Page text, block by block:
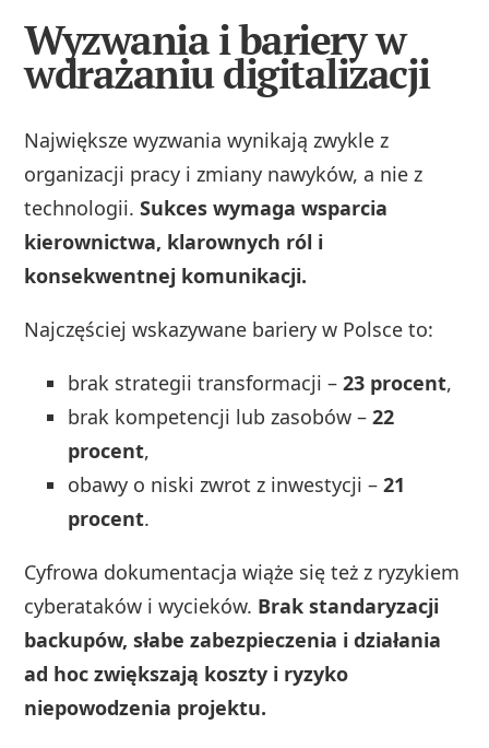
Wyzwania i bariery w
wdrażaniu digitalizacji
Największe wyzwania wynikają zwykle z
organizacji pracy i zmiany nawyków, a nie z
technologii.Sukces wymaga wsparcia
kierownictwa, klarownych ról i
konsekwentnej komunikacji.
Najczęściej wskazywane bariery w Polsce to:
brak strategii transformacji –23 procent,
brak kompetencji lub zasobów –22
procent,
obawy o niski zwrot z inwestycji –21
procent.
Cyfrowa dokumentacja wiąże się też z ryzykiem
cyberataków i wycieków. Brak standaryzacji
backupów, słabe zabezpieczenia i działania
ad hoc zwiększają koszty i ryzyko
niepowodzenia projektu.